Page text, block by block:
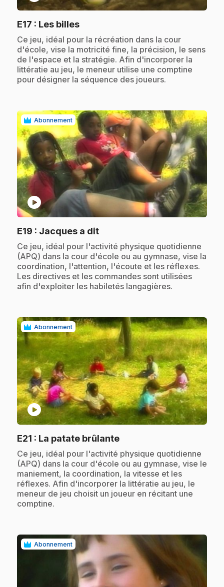
E17 : Les billes.
.Ce jeu, idéal pour la récréation dans la cour
d'école, vise la motricité fine, la précision, le sens
de l'espace et la stratégie. Afin d'incorporer la
littératie au jeu, le meneur utilise une comptine
pour désigner la séquence des joueurs.
Abonnement
play_circle
E19 : Jacques a dit.
.Ce jeu, idéal pour l'activité physique quotidienne
(APQ) dans la cour d'école ou au gymnase, vise la
coordination, l'attention, l'écoute et les réflexes.
Les directives et les commandes sont utilisées
afin d'exploiter les habiletés langagières.
Abonnement
play_circle
E21 : La patate brûlante.
.Ce jeu, idéal pour l'activité physique quotidienne
(APQ) dans la cour d'école ou au gymnase, vise le
maniement, la coordination, la vitesse et les
réflexes. Afin d'incorporer la littératie au jeu, le
meneur de jeu choisit un joueur en récitant une
comptine.
Abonnement